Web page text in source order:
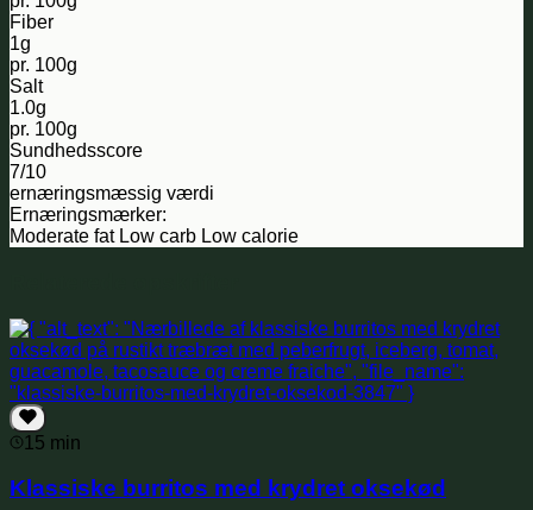
Fiber
1g
pr. 100g
Salt
1.0g
pr. 100g
Sundhedsscore
7/10
ernæringsmæssig værdi
Ernæringsmærker:
Moderate fat Low carb Low calorie
15 min
Klassiske burritos med krydret oksekød